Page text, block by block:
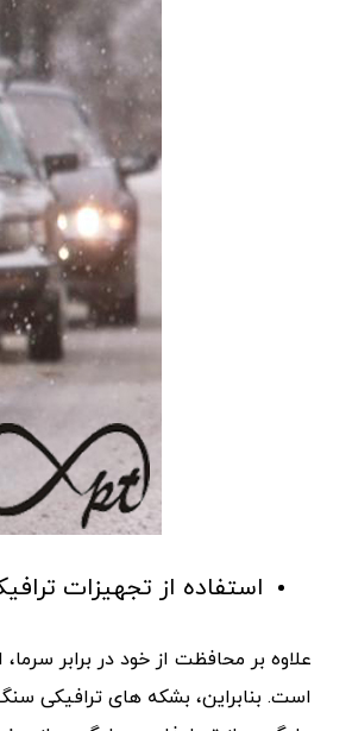
استفاده از تجهیزات
علاوه بر محافظت از خود در برابر
است. بنابراین، بشکه های ترافیکی